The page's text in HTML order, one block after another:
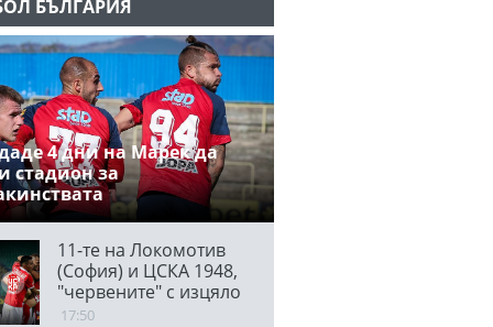
БЪЛГАРИЯ
4 дни на Марек да
стадион за
11-те на Локомотив
(София) и ЦСКА 1948,
"червените" с изцяло
нов състав от мача с
17:50